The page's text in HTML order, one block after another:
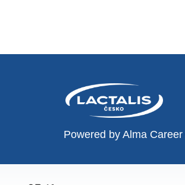
Powered by Alma Career